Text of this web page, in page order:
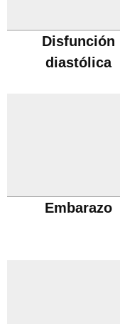
Disfunción
diastólica
Embarazo